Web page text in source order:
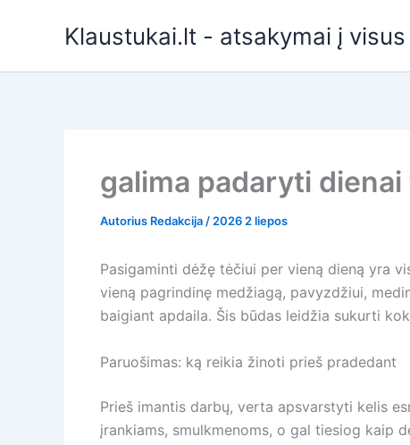
Klaustukai.lt - atsakymai į
galima padaryti
Autorius Redakcija / 2026 2 liepos
Pasigaminti dėžę tėčiui per vieną dieną yra
vieną pagrindinę medžiagą, pavyzdžiui,
baigiant apdaila. Šis būdas leidžia sukurti
Paruošimas: ką reikia žinoti prieš pradedant
Prieš imantis darbų, verta apsvarstyti kelis
įrankiams, smulkmenoms, o gal tiesiog kaip